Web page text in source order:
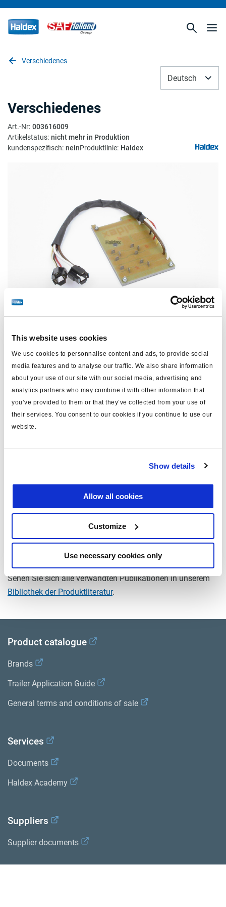
This website uses cookies
We use cookies to personnalise content and ads, to provide social
media features and to analyse our traffic. We also share information
about your use of our site with our social media, advertising and
analytics partners who may combine it with other information that
you’ve provided to them or that they’ve collected from your use of
their services. You consent to our cookies if you continue to use our
website.
Show details
Allow all cookies
Customize
Use necessary cookies only
Verschiedenes
Deutsch
Verschiedenes
Art.-Nr: 003616009
Artikelstatus: nicht mehr in Produktion
kundenspezifisch: neinProduktlinie: Haldex
Preis: Kein Preis
bestellen.
zum Anschluss von 2 ECU´s
Sehen Sie sich alle verwandten Publikationen in unserem
Bibliothek der Produktliteratur.
Product catalogue
Brands
Trailer Application Guide
General terms and conditions of sale
Services
Documents
Haldex Academy
Suppliers
Supplier documents